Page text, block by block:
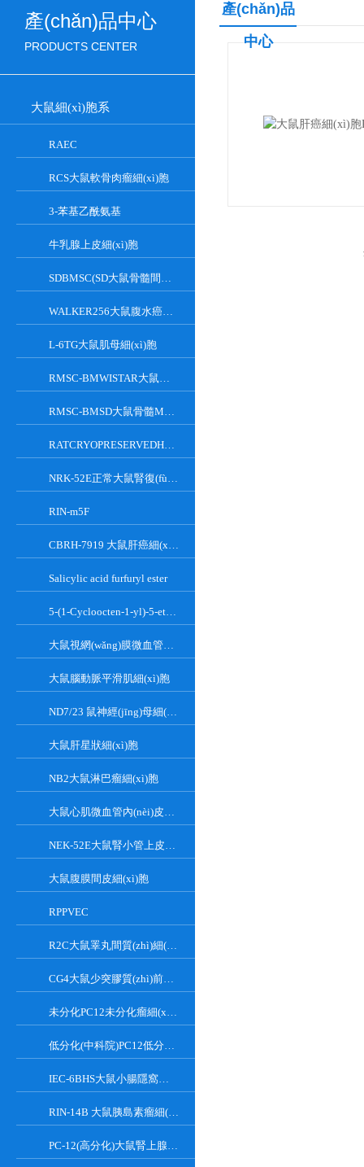
產(chǎn)品中心
PRODUCTS CENTER
大鼠細(xì)胞系
RAEC
RCS大鼠軟骨肉瘤細(xì)胞
3-苯基乙酰氨基
牛乳腺上皮細(xì)胞
SDBMSC(SD大鼠骨髓間充質(zhì)干細(xì)胞)
WALKER256大鼠腹水癌細(xì)胞
L-6TG大鼠肌母細(xì)胞
RMSC-BMWISTAR大鼠骨髓MSC細(xì)胞
RMSC-BMSD大鼠骨髓MSC細(xì)胞
RATCRYOPRESERVEDHEPATOCYTES大鼠肝臟實質(zhì)細(xì)胞
NRK-52E正常大鼠腎復(fù)蘇細(xì)胞(附STR鑒定報告)
RIN-m5F
CBRH-7919 大鼠肝癌細(xì)胞
Salicylic acid furfuryl ester
5-(1-Cycloocten-1-yl)-5-ethylbarbituric acid
大鼠視網(wǎng)膜微血管內(nèi)皮細(xì)胞
大鼠腦動脈平滑肌細(xì)胞
ND7/23 鼠神經(jīng)母細(xì)胞瘤細(xì)胞系
大鼠肝星狀細(xì)胞
NB2大鼠淋巴瘤細(xì)胞
大鼠心肌微血管內(nèi)皮細(xì)胞
NEK-52E大鼠腎小管上皮細(xì)胞
大鼠腹膜間皮細(xì)胞
RPPVEC
R2C大鼠睪丸間質(zhì)細(xì)胞
CG4大鼠少突膠質(zhì)前體細(xì)胞
未分化PC12未分化瘤細(xì)胞大鼠腎上腺嗜鉻細(xì)胞
低分化(中科院)PC12低分化(中科院)瘤細(xì)胞大鼠腎上腺嗜鉻細(xì)胞
IEC-6BHS大鼠小腸隱窩上皮細(xì)胞
RIN-14B 大鼠胰島素瘤細(xì)胞系
PC-12(高分化)大鼠腎上腺嗜鉻細(xì)胞瘤細(xì)胞(高分化)
產(chǎn)品
中心